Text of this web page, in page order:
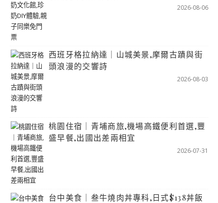
2026-08-06
西班牙格拉納達｜山城美景,摩爾古蹟與街
頭浪漫的交響詩
2026-08-03
桃園住宿｜青埔商旅,機場高鐵便利首選,豐
盛早餐,出國出差兩相宜
2026-07-31
台中美食｜叁牛燒肉丼專科,日式$138丼飯